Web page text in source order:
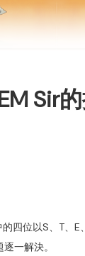
Sir
四位以S、T、E
一解決。